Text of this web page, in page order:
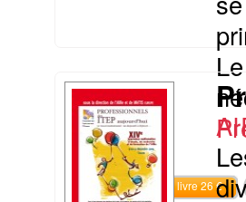
Commander le livre 26 €